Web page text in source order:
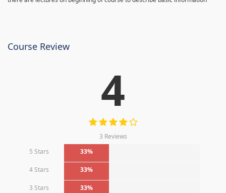
Course Review
4
3 Reviews
5 Stars
33%
4 Stars 33%
3 Stars 33%